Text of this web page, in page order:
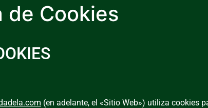
de Cookies
(en adelante, el «Sitio Web») utiliza cookies